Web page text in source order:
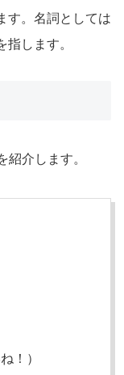
す。名詞としては
指します。
紹介します。
！）